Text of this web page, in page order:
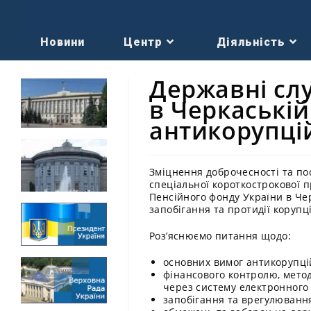
Новини Центр Діяльність
Державні
в
Зміцнення доброчесності та
спеціальної
Пенсійного фонду України в
запобігання та протидії
Роз’яснюємо питання щодо:
основних вимог
фінансового контролю,
через систему
запобігання та